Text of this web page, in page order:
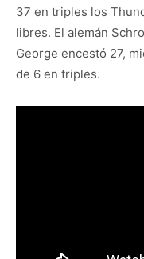
37 en triples los
libres. El alemán
George encestó 27,
de 6 en triples.